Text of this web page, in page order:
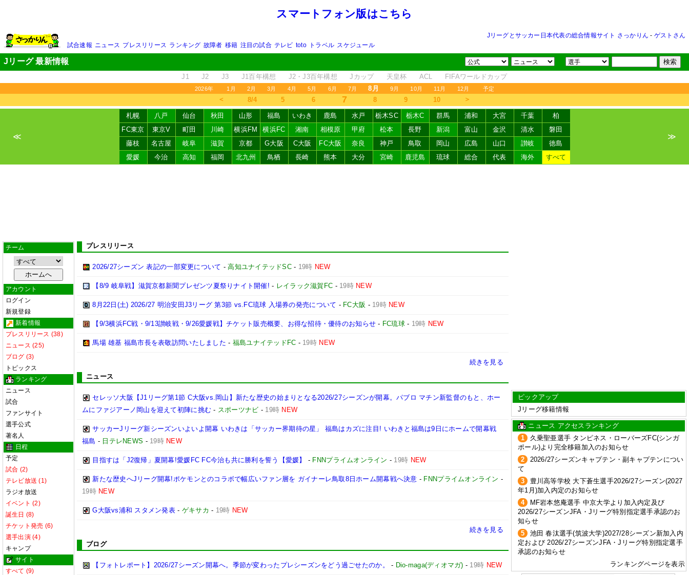
スマートフォン版はこちら
Jリーグとサッカー日本代表の総合情報サイト さっかりん - ゲストさん
試合速報 ニュース プレスリリース ランキング 故障者 移籍 注目の試合 テレビ toto トラベル スケジュール
Jリーグ 最新情報
J1 J2 J3 J1百年構想 J2・J3百年構想 Jカップ 天皇杯 ACL FIFAワールドカップ
2026年 1月 2月 3月 4月 5月 6月 7月 8月 9月 10月 11月 12月 予定
＜ 8/4 5 6 7 8 9 10 ＞
≪
札幌 八戸 仙台 秋田 山形 福島 いわき 鹿島 水戸 栃木SC 栃木C 群馬 浦和 大宮 千葉
柏
FC東京
東京V 町田 川崎 横浜FM 横浜FC 湘南 相模原 甲府 松本 長野 新潟 富山 金沢 清水
磐田
藤枝
名古屋 岐阜 滋賀 京都 G大阪 C大阪 FC大阪 奈良 神戸 鳥取 岡山 広島 山口 讃岐
徳島
愛媛
今治 高知 福岡 北九州 鳥栖 長崎 熊本 大分 宮崎 鹿児島 琉球 総合 代表 海外 すべて
≫
チーム
アカウント
ログイン
新規登録
新着情報
プレスリリース (38)
ニュース (25)
ブログ (3)
トピックス
ランキング
ニュース
試合
ファンサイト
選手公式
著名人
日程
予定
試合 (2)
テレビ放送 (1)
ラジオ放送
イベント (2)
誕生日 (8)
チケット発売 (6)
選手出演 (4)
キャンプ
サイト
すべて (9)
プレスリリース
2026/27シーズン 表記の一部変更について -高知ユナイテッドSC- 19時 NEW
【8/9 岐阜戦】滋賀京都新聞プレゼンツ夏祭りナイト開催! - レイラック滋賀FC - 19時 NEW
8月22日(土) 2026/27 明治安田J3リーグ 第3節 vs.FC琉球 入場券の発売について - FC大阪 - 19時 NEW
【9/3横浜FC戦・9/13讃岐戦・9/26愛媛戦】チケット販売概要、お得な招待・優待のお知らせ - FC琉球- 19時 NEW
馬場 雄基 福島市長を表敬訪問いたしました - 福島ユナイテッドFC - 19時 NEW
続きを見る
ニュース
セレッソ大阪【J1リーグ第1節 C大阪vs.岡山】新たな歴史の始まりとなる2026/27シーズンが開幕。パブロ マチン新監督のもと、ホー
ムにファジアーノ岡山を迎えて初陣に挑む - スポーツナビ - 19時 NEW
サッカーJリーグ新シーズンいよいよ開幕 いわきは「サッカー界期待の星」 福島はカズに注目! いわきと福島は9日にホームで開幕戦
福島 - 日テレNEWS - 19時 NEW
目指すは「J2復帰」夏開幕!愛媛FC FC今治も共に勝利を誓う【愛媛】 - FNNプライムオンライン - 19時 NEW
新たな歴史へJリーグ開幕!ポケモンとのコラボで幅広いファン層を ガイナーレ鳥取8日ホーム開幕戦へ決意 - FNNプライムオンライン -
19時 NEW
G大阪vs浦和 スタメン発表 - ゲキサカ - 19時 NEW
続きを見る
ブログ
【フォトレポート】2026/27シーズン開幕へ。季節が変わったプレシーズンをどう過ごせたのか。 - Dio-maga(ディオマガ) - 19時 NEW
ピックアップ
Jリーグ移籍情報
ニュース アクセスランキング
1
久乗聖亜選手 タンピネス・ローバーズFC(シンガ
ポール)より完全移籍加入のお知らせ
2
2026/27シーズンキャプテン・副キャプテンについ
て
3
豊川高等学校 大下蒼生選手2026/27シーズン(2027
年1月)加入内定のお知らせ
4
MF岩本悠庵選手 中京大学より加入内定及び
2026/27シーズンJFA・Jリーグ特別指定選手承認のお
知らせ
5
池田 春汰選手(筑波大学)2027/28シーズン新加入内
定および 2026/27シーズンJFA・Jリーグ特別指定選手
承認のお知らせ
ランキングページを表示